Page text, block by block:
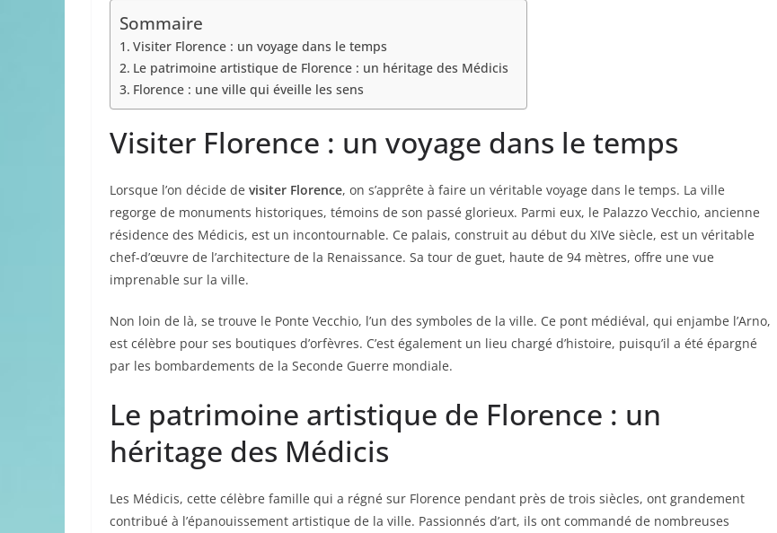
Sommaire
Visiter Florence : un voyage dans le temps
Le patrimoine artistique de Florence : un héritage des Médicis
Florence : une ville qui éveille les sens
Visiter Florence : un voyage dans le temps
Lorsque l’on décide de visiter Florence, on s’apprête à faire un véritable voyage dans le temps. La ville
regorge de monuments historiques, témoins de son passé glorieux. Parmi eux, le Palazzo Vecchio, ancienne
résidence des Médicis, est un incontournable. Ce palais, construit au début du XIVe siècle, est un véritable
chef-d’œuvre de l’architecture de la Renaissance. Sa tour de guet, haute de 94 mètres, offre une vue
imprenable sur la ville.
Non loin de là, se trouve le Ponte Vecchio, l’un des symboles de la ville. Ce pont médiéval, qui enjambe l’Arno,
est célèbre pour ses boutiques d’orfèvres. C’est également un lieu chargé d’histoire, puisqu’il a été épargné
par les bombardements de la Seconde Guerre mondiale.
Le patrimoine artistique de Florence : un
héritage des Médicis
Les Médicis, cette célèbre famille qui a régné sur Florence pendant près de trois siècles, ont grandement
contribué à l’épanouissement artistique de la ville. Passionnés d’art, ils ont commandé de nombreuses